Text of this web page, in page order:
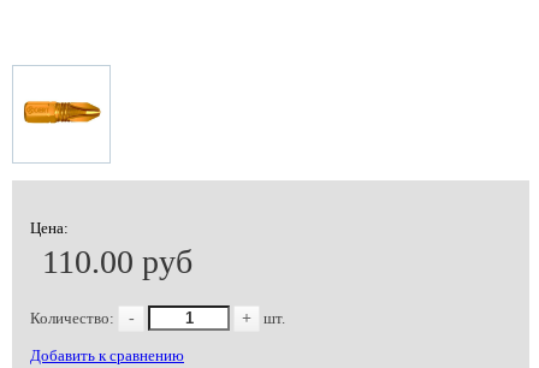
Цена:
110.00 руб
Количество: - + шт.
Добавить к сравнению